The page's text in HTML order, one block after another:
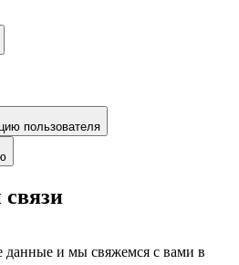
пользователя
данные и мы свяжемся с вами в